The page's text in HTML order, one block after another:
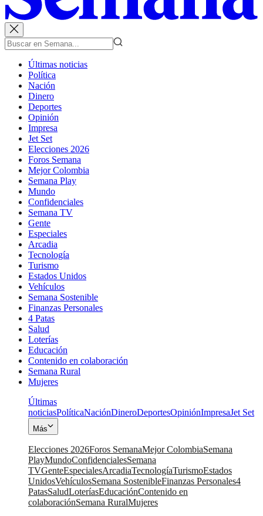
Últimas noticias
Política
Nación
Dinero
Deportes
Opinión
Impresa
Jet Set
Elecciones 2026
Foros Semana
Mejor Colombia
Semana Play
Mundo
Confidenciales
Semana TV
Gente
Especiales
Arcadia
Tecnología
Turismo
Estados Unidos
Vehículos
Semana Sostenible
Finanzas Personales
4 Patas
Salud
Loterías
Educación
Contenido en colaboración
Semana Rural
Mujeres
Últimas
noticiasPolíticaNaciónDineroDeportesOpiniónImpresaJet Set
Más
Elecciones 2026Foros SemanaMejor ColombiaSemana
PlayMundoConfidencialesSemana
TVGenteEspecialesArcadiaTecnologíaTurismoEstados
UnidosVehículosSemana SostenibleFinanzas Personales4
PatasSaludLoteríasEducaciónContenido en
colaboraciónSemana RuralMujeres